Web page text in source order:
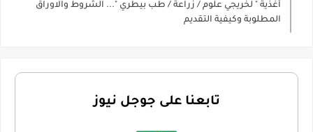
أغذية " لخريجي علوم / زراعة / طب بيطري "... الشروط والاوراق
المطلوبة وكيفية التقديم
تابعنا على جوجل نيوز